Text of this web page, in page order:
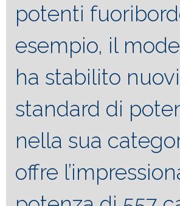
potenti
esempio, il
ha stabilito nuovi
standard di
nella sua
offre